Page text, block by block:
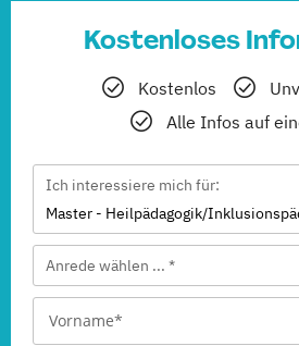
Kostenloses
Kostenlos
Alle Infos auf
Ich interessiere mich für:
Master - Heilpädagogik/
Anrede wählen ... *